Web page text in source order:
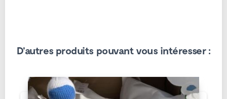
D'autres produits pouvant vous intéresser :